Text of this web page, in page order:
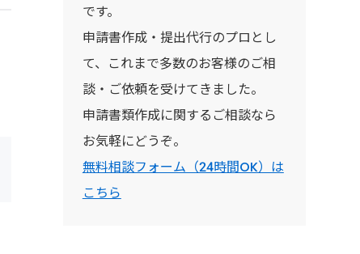
です。
申請書作成・提出代行のプロとし
て、これまで多数のお客様のご相
談・ご依頼を受けてきました。
申請書類作成に関するご相談なら
お気軽にどうぞ。
無料相談フォーム（24時間OK）は
こちら